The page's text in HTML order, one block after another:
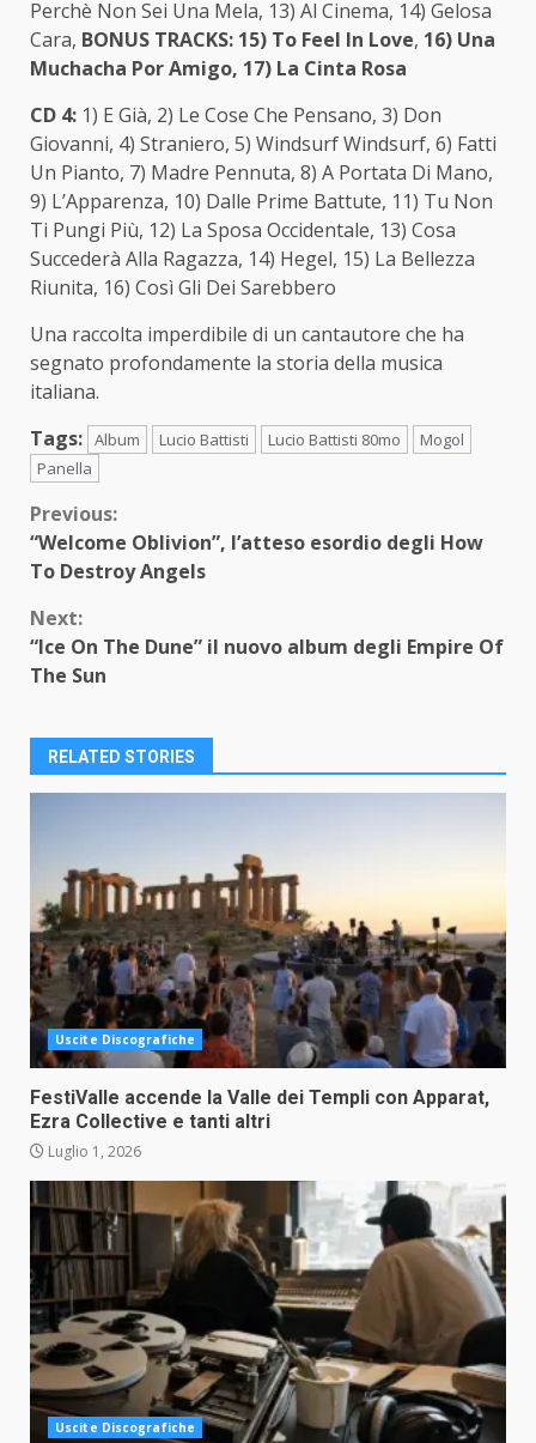
Perchè Non Sei Una Mela, 13) Al Cinema, 14) Gelosa
Cara, BONUS TRACKS: 15) To Feel In Love, 16) Una
Muchacha Por Amigo, 17) La Cinta Rosa
CD 4: 1) E Già, 2) Le Cose Che Pensano, 3) Don
Giovanni, 4) Straniero, 5) Windsurf Windsurf, 6) Fatti
Un Pianto, 7) Madre Pennuta, 8) A Portata Di Mano,
9) L’Apparenza, 10) Dalle Prime Battute, 11) Tu Non
Ti Pungi Più, 12) La Sposa Occidentale, 13) Cosa
Succederà Alla Ragazza, 14) Hegel, 15) La Bellezza
Riunita, 16) Così Gli Dei Sarebbero
Una raccolta imperdibile di un cantautore che ha
segnato profondamente la storia della musica
italiana.
Tags: Album Lucio Battisti Lucio Battisti 80mo
Mogol
Panella
Continue
Reading
Previous:
“Welcome Oblivion”, l’atteso esordio degli How
To Destroy Angels
Next:
“Ice On The Dune” il nuovo album degli Empire Of
The Sun
RELATED STORIES
Uscite Discografiche
FestiValle accende la Valle dei Templi con Apparat,
Ezra Collective e tanti altri
Luglio 1, 2026
Uscite Discografiche